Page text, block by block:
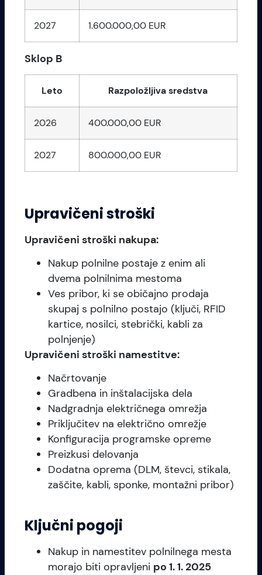
2027 1.600.000,00 EUR
Sklop B
Leto Razpoložljiva sredstva
2026 400.000,00 EUR
2027 800.000,00 EUR
Upravičeni stroški
Upravičeni stroški nakupa:
Nakup polnilne postaje z enim ali
dvema polnilnima mestoma
Ves pribor, ki se običajno prodaja
skupaj s polnilno postajo (ključi, RFID
kartice, nosilci, stebrički, kabli za
polnjenje)
Upravičeni stroški namestitve:
Načrtovanje
Gradbena in inštalacijska dela
Nadgradnja električnega omrežja
Priključitev na električno omrežje
Konfiguracija programske opreme
Preizkusi delovanja
Dodatna oprema (DLM, števci, stikala,
zaščite, kabli, sponke, montažni pribor)
Ključni pogoji
Nakup in namestitev polnilnega mesta
morajo biti opravljeni po 1. 1. 2025